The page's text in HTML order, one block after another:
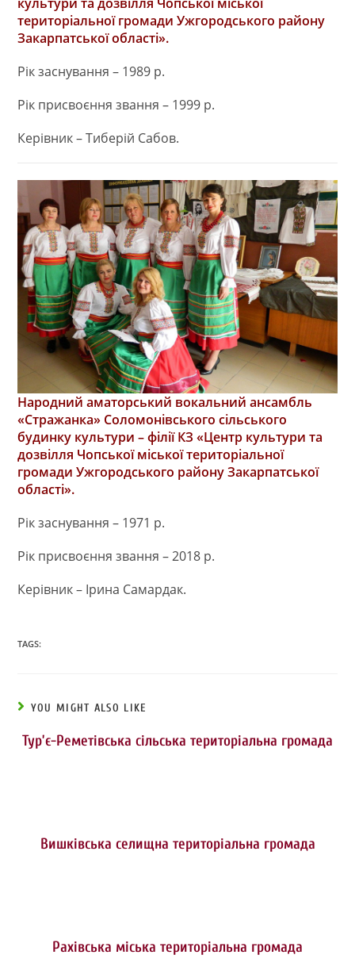
територіальної громади Ужгородського району
Закарпатської області».
Рік заснування – 1989 р.
Рік присвоєння звання – 1999 р.
Керівник – Тиберій Сабов.
Народний аматорський вокальний ансамбль
«Стражанка» Соломонівського сільського
будинку культури – філії КЗ «Центр культури та
дозвілля Чопської міської територіальної
громади Ужгородського району Закарпатської
області».
Рік заснування – 1971 р.
Рік присвоєння звання – 2018 р.
Керівник – Ірина Самардак.
TAGS:
YOU MIGHT ALSO LIKE
Тур’є-Реметівська сільська територіальна громада
Вишківська селищна територіальна громада
Рахівська міська територіальна громада